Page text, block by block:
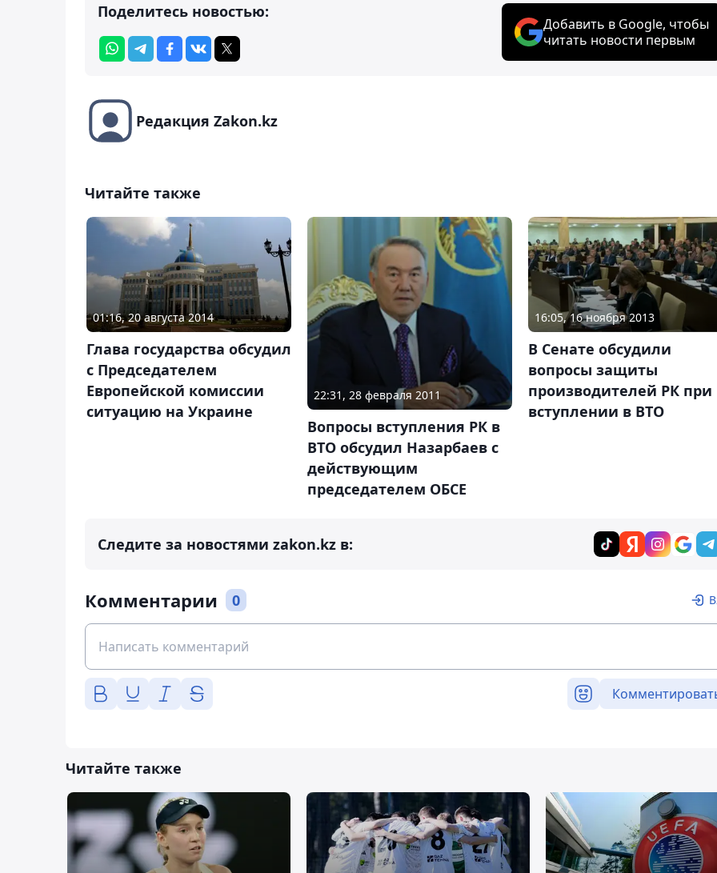
Поделитесь новостью:
Добавить в Google, чтобы
читать новости первым
Редакция Zakon.kz
Читайте также
01:16, 20 августа 2014
Глава государства обсудил
с Председателем
Европейской комиссии
ситуацию на Украине
22:31, 28 февраля 2011
Вопросы вступления РК в
ВТО обсудил Назарбаев с
действующим
председателем ОБСЕ
16:05, 16 ноября 2013
В Сенате обсудили
вопросы защиты
производителей РК при
вступлении в ВТО
Следите за новостями zakon.kz в:
Комментарии 0
Читайте также